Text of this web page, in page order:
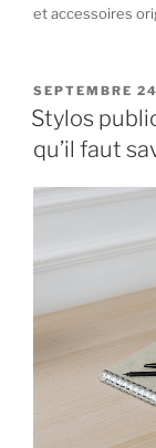
et accessoires
PUBLIÉ
LE
SEPTEMBRE
Stylos
qu’il faut